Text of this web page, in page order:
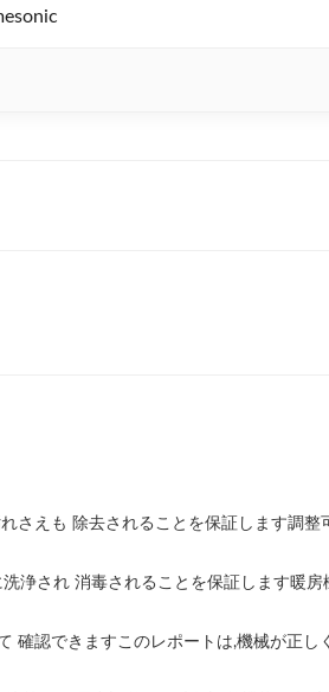
さえも 除去されることを保証します調整
浄され 消毒されることを保証します暖房
確認できますこのレポートは,機械が正し